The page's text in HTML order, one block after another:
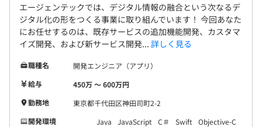
エージェンテックでは、デジタル情報の融合という次なるデ
ジタル化の形をつくる事業に取り組んでいます！ 今回あなた
にお任せするのは、既存サービスの追加機能開発、カスタマ
イズ開発、および新サービス開発... 詳しく見る
職種名
開発エンジニア（アプリ）
給与
450万 〜 600万円
勤務地
東京都千代田区神田司町2-2
開発環境
Java JavaScript C＃ Swift
Objective-C